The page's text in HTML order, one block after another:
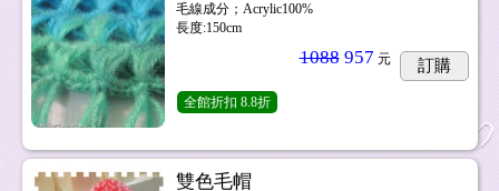
毛線成分；Acrylic100%
長度:150cm
1088957 元 訂購
全館折扣 8.8折
雙色毛帽